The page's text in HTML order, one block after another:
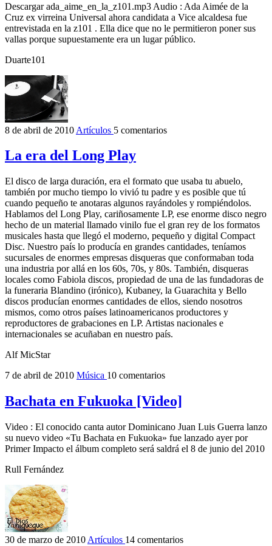
Descargar ada_aime_en_la_z101.mp3 Audio : Ada Aimée de la
Cruz ex virreina Universal ahora candidata a Vice alcaldesa fue
entrevistada en la z101 . Ella dice que no le permitieron poner sus
vallas porque supuestamente era un lugar público.
Duarte101
8 de abril de 2010 Artículos 5 comentarios
La era del Long Play
El disco de larga duración, era el formato que usaba tu abuelo,
también por mucho tiempo lo vivió tu padre y es posible que tú
cuando pequeño te anotaras algunos rayándoles y rompiéndolos.
Hablamos del Long Play, cariñosamente LP, ese enorme disco negro
hecho de un material llamado vinilo fue el gran rey de los formatos
musicales hasta que llegó el moderno, pequeño y digital Compact
Disc. Nuestro país lo producía en grandes cantidades, teníamos
sucursales de enormes empresas disqueras que conformaban toda
una industria por allá en los 60s, 70s, y 80s. También, disqueras
locales como Fabiola discos, propiedad de una de las fundadoras de
la funeraria Blandino (irónico), Kubaney, la Guarachita y Bello
discos producían enormes cantidades de ellos, siendo nosotros
mismos, como otros países latinoamericanos productores y
reproductores de grabaciones en LP. Artistas nacionales e
internacionales se acuñaban en nuestro país.
Alf MicStar
7 de abril de 2010 Música 10 comentarios
Bachata en Fukuoka [Video]
Video : El conocido canta autor Dominicano Juan Luis Guerra lanzo
su nuevo video «Tu Bachata en Fukuoka» fue lanzado ayer por
Primer Impacto el álbum completo será saldrá el 8 de junio del 2010
Rull Fernández
30 de marzo de 2010 Artículos 14 comentarios